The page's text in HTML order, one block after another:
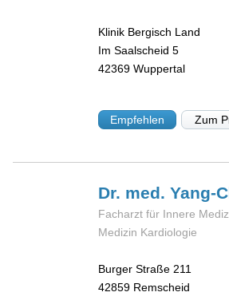
Klinik Bergisch Land
Im Saalscheid 5
42369 Wuppertal
Empfehlen Zum
Dr. med. Yang-
Facharzt für Innere
Medizin Kardiologie
Burger Straße 211
42859 Remscheid